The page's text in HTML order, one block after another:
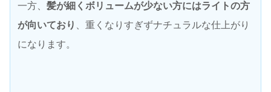
一方、 髪が細くボリュームが少ない方にはライトの方
が向いており
、重くなりすぎずナチュラルな仕上がり
になります。